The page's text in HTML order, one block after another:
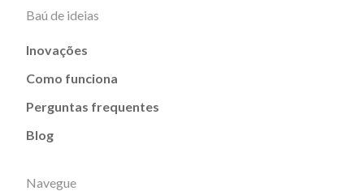
Baú de ideias
Inovações
Como funciona
Perguntas frequentes
Blog
Navegue